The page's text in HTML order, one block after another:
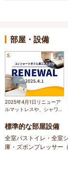
部屋・設備
2025年4月1日リニューア
ルマットレスや、シャワー
下収納も新設。
標準的な部屋設備
全室バストイレ・全室
庫・ズボンプレッサー